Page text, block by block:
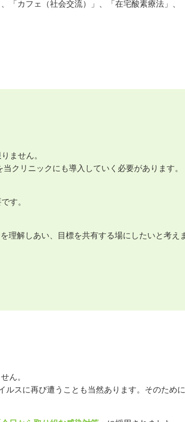
カフェ（社会交流）」、「在宅酸素療法」、
ません。
当クリニックにも導入していく必要があります。
す。
解しあい、目標を共有する場にしたいと考え
ん。
スに再び遭うことも当然あります。そのため